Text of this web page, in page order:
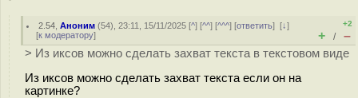
2.54 ,Аноним (54), 23:11, 15/11/2025 [^] [^^] [^^^] [ответить][↓]
[к модератору]
+2
+ / –
> Из иксов можно сделать захват текста в текстовом виде
Из иксов можно сделать захват текста если он на
картинке?